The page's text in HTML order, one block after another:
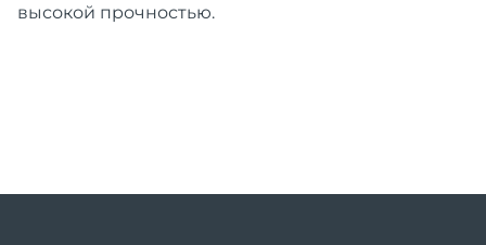
высокой прочностью.